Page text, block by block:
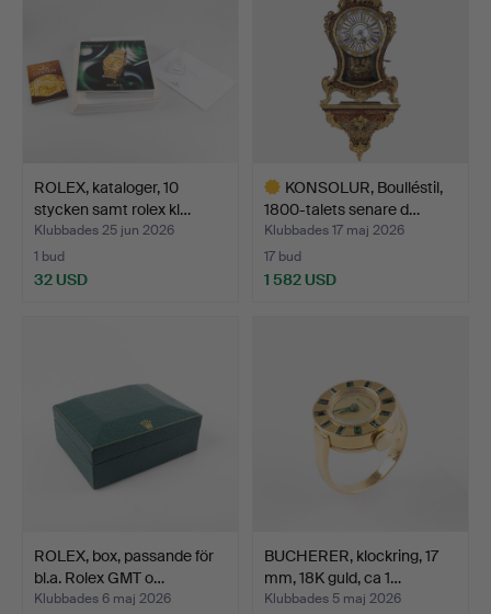
ROLEX, kataloger, 10
stycken samt rolex kl…
Klubbades 25 jun 2026
1 bud
32 USD
KONSOLUR, Boulléstil,
1800-talets senare d…
Klubbades 17 maj 2026
17 bud
1 582 USD
ROLEX, box, passande för
bl.a. Rolex GMT o…
Klubbades 6 maj 2026
BUCHERER, klockring, 17
mm, 18K guld, ca 1…
Klubbades 5 maj 2026